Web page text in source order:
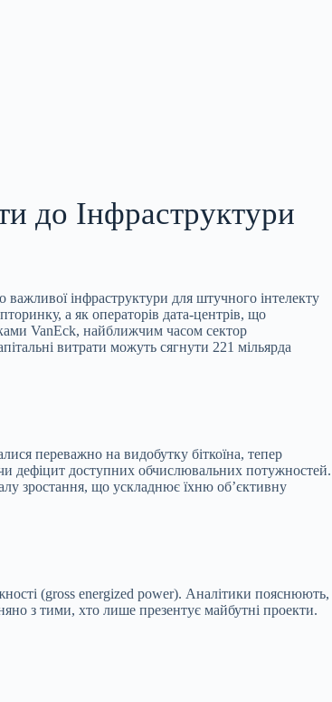
до Інфраструктури
важливої інфраструктури для штучного інтелекту
а як операторів дата-центрів, що
VanEck, найближчим часом сектор
витрати можуть сягнути 221 мільярда
переважно на видобутку біткоїна, тепер
дефіцит доступних обчислювальних потужностей.
зростання, що ускладнює їхню об’єктивну
(gross energized power). Аналітики пояснюють,
з тими, хто лише презентує майбутні проекти.